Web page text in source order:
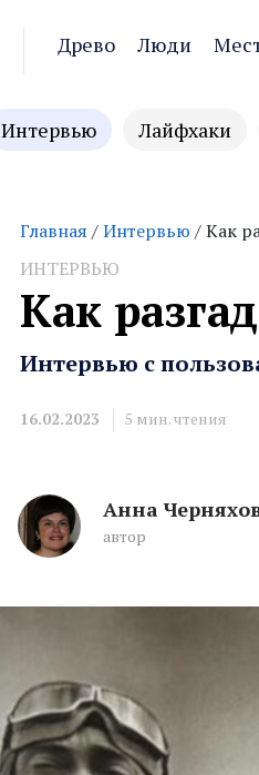
Древо Люди
Интервью Лайфхаки
Главная /Интервью / Как
ИНТЕРВЬЮ
Как
Интервью с
16.02.2023 5 мин. чтения
Анна
автор